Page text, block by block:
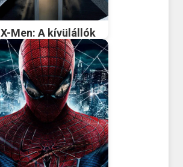
X-Men: A kívülállók